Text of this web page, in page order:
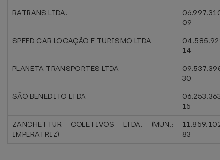
RATRANS LTDA.
09
SPEED CAR LOCAÇÃO E TURISMO LTDA
14
PLANETA TRANSPORTES LTDA
30
SÃO BENEDITO LTDA
15
ZANCHETTUR COLETIVOS LTDA. (MUN.:
IMPERATRIZ)
83